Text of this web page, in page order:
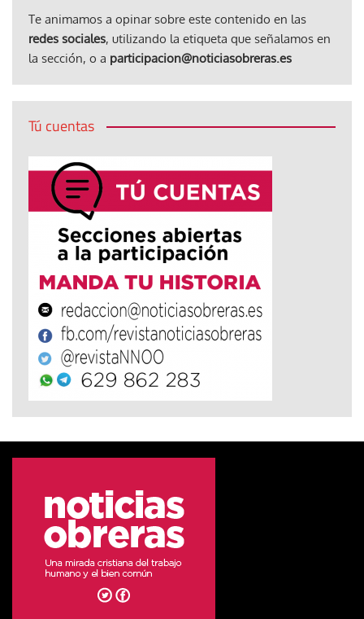
Te animamos a opinar sobre este contenido en las
redes sociales, utilizando la etiqueta que señalamos en
la sección, o a participacion@noticiasobreras.es
Tú cuentas